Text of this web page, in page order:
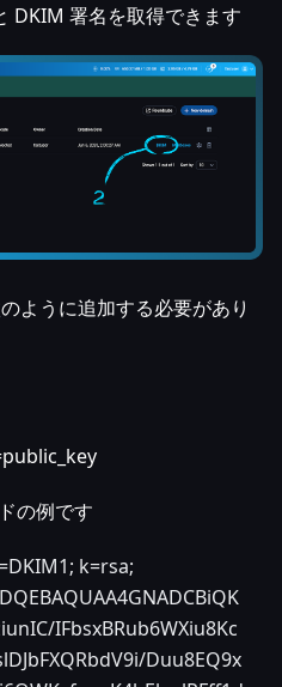
DKIM 署名を取得できます
ように追加する必要があり
の例です
k=rsa;
IFbsxBRub6WXiu8Kc
Duu8EQ9x